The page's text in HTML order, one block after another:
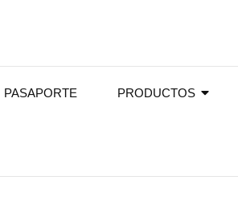
PASAPORTE PRODUCTOS